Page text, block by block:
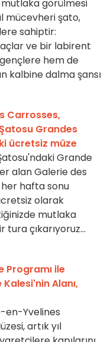
görülmesi
mücevheri şato,
sahiptir:
ve bir labirent
hem de
kalbine dalma şansı
Carrosses,
Grandes
ücretsiz müze
Grande
alan Galerie des
hafta sonu
olarak
mutlaka
çıkarıyoruz...
Programı ile
Alanı,
en-Yvelines
artık yıl